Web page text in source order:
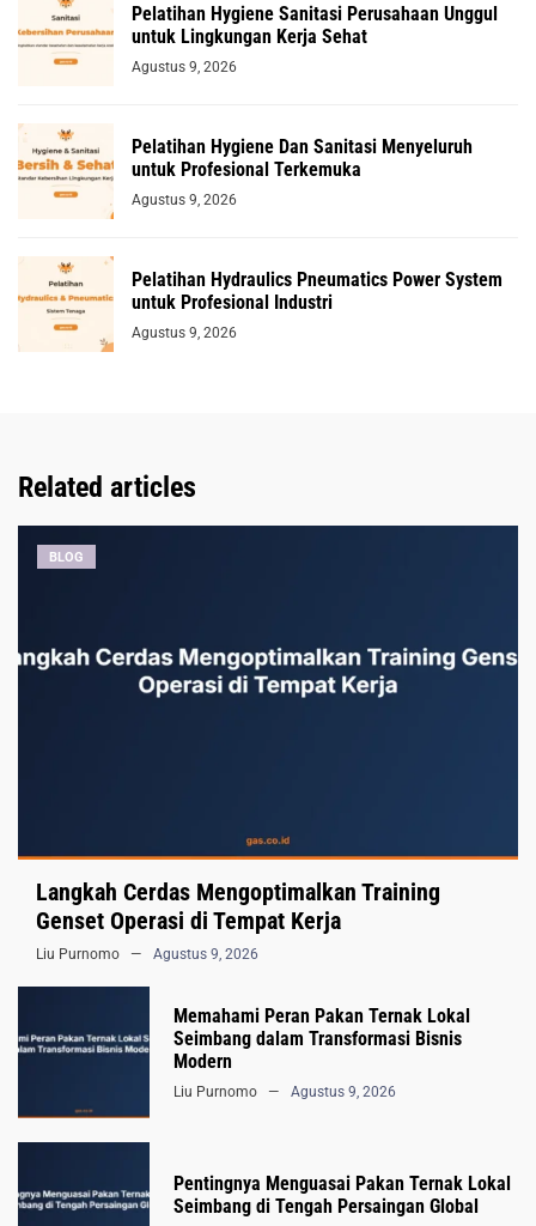
Pelatihan Hygiene Sanitasi Perusahaan Unggul
untuk Lingkungan Kerja Sehat
Agustus 9, 2026
Pelatihan Hygiene Dan Sanitasi Menyeluruh
untuk Profesional Terkemuka
Agustus 9, 2026
Pelatihan Hydraulics Pneumatics Power System
untuk Profesional Industri
Agustus 9, 2026
Related articles
BLOG
Langkah Cerdas Mengoptimalkan Training
Genset Operasi di Tempat Kerja
Liu Purnomo Agustus 9, 2026
Memahami Peran Pakan Ternak Lokal
Seimbang dalam Transformasi Bisnis
Modern
Liu Purnomo Agustus 9, 2026
Pentingnya Menguasai Pakan Ternak Lokal
Seimbang di Tengah Persaingan Global